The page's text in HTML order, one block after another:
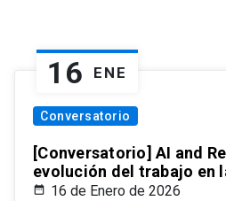
16 ENE
Conversatorio
[Conversatorio] AI and
evolución del trabajo en
16 de Enero de 2026